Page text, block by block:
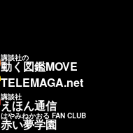
講談社の
動く図鑑MOVE
TELEMAGA.net
講談社
えほん通信
はやみねかおる FAN CLUB
赤い夢学園